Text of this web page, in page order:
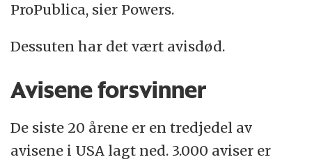
ProPublica, sier Powers.
Dessuten har det vært avisdød.
Avisene forsvinner
De siste 20 årene er en tredjedel av
avisene i USA lagt ned. 3.000 aviser er